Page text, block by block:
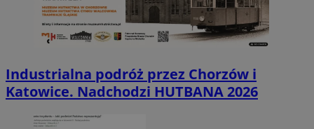
Industrialna podróż przez Chorzów i
Katowice. Nadchodzi HUTBANA 2026